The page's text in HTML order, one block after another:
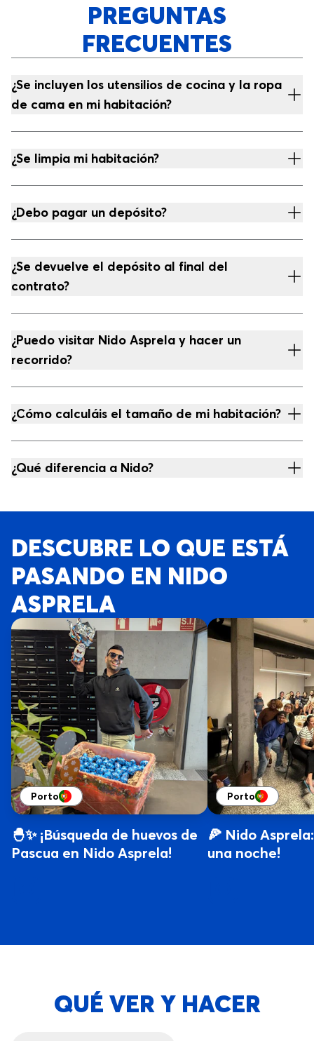
PREGUNTAS
FRECUENTES
¿Se incluyen los utensilios de cocina y la ropa
de cama en mi habitación?
¿Se limpia mi habitación?
¿Debo pagar un depósito?
¿Se devuelve el depósito al final del
contrato?
¿Puedo visitar Nido Asprela y hacer un
recorrido?
¿Cómo calculáis el tamaño de mi habitación?
¿Qué diferencia a Nido?
DESCUBRE LO QUE ESTÁ
PASANDO EN NIDO
ASPRELA
Porto
🐣✨ ¡Búsqueda de huevos de
Pascua en Nido Asprela!
Porto
🍕 Nido
una noche!
QUÉ VER Y HACER